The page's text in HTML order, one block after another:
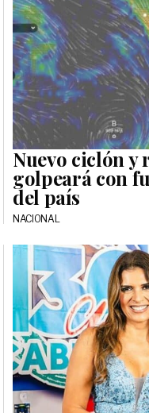
Nuevo ciclón y
golpeará con
del país
NACIONAL